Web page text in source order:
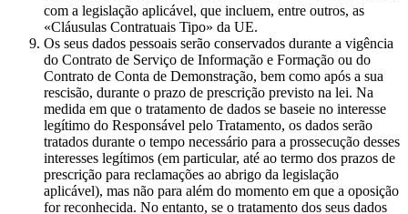
com a legislação aplicável, que incluem, entre outros, as
«Cláusulas Contratuais Tipo» da UE.
Os seus dados pessoais serão conservados durante a vigência
do Contrato de Serviço de Informação e Formação ou do
Contrato de Conta de Demonstração, bem como após a sua
rescisão, durante o prazo de prescrição previsto na lei. Na
medida em que o tratamento de dados se baseie no interesse
legítimo do Responsável pelo Tratamento, os dados serão
tratados durante o tempo necessário para a prossecução desses
interesses legítimos (em particular, até ao termo dos prazos de
prescrição para reclamações ao abrigo da legislação
aplicável), mas não para além do momento em que a oposição
for reconhecida. No entanto, se o tratamento dos seus dados